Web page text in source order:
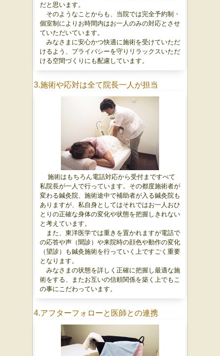
だと思います。
そのようなことからも、当院では完全予約制・
個室制によりお時間内はお一人のみの対応とさせ
ていただいています。
みなさまに安心かつ快適に施術を受けていただ
けるよう、プライバシーを守りリラックスいただ
ける空間づくりにも配慮しています。
3.施術や応対は全て院長一人が担当
施術はもちろん電話対応から受付まですべて
私院長が一人で行っています。 その都度施術者が
変わる鍼灸院、施術途中で補助者が入る鍼灸院も
ありますが、私自身としてはそれではお一人おひ
とりの正確な身体の変化や状態を把握しきれない
と考えています。
また、東洋医学では重きを置かれますが電話で
の応答や声（聞診）や来院時の顔色や動作の変化
（望診）も鍼灸施術を行っていく上ですごく重要
となります。
みなさまの状態を詳しく正確に把握し最適な施
術をする、またお互いの信頼関係を築く上でもこ
の事にこだわっています。
4.アフターフォローと医師との連携